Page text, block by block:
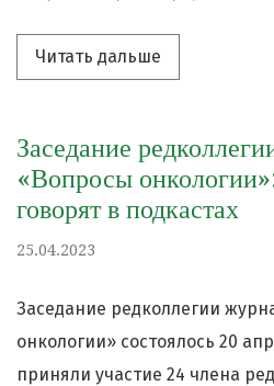
Читать дальше
Заседание
«Вопросы
говорят в подкастах
25.04.2023
Заседание редколлегии
онкологии» состоялось 20
приняли участие 24 члена